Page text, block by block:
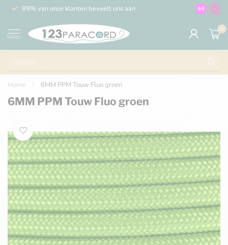
99% van onze klanten beveelt ons aan 100% de
9.5
MENU
0
Home 6MM PPM Touw Fluo groen
6MM PPM Touw Fluo groen